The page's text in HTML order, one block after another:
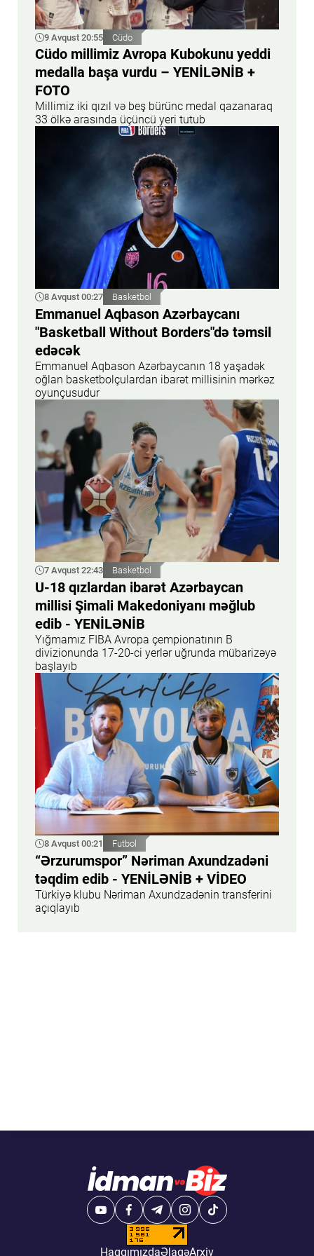
9 Avqust 20:55 Cüdo
Cüdo millimiz Avropa Kubokunu yeddi
medalla başa vurdu – YENİLƏNİB +
FOTO
Millimiz iki qızıl və beş bürünc medal qazanaraq
33 ölkə arasında üçüncü yeri tutub
8 Avqust 00:27 Basketbol
Emmanuel Aqbason Azərbaycanı
"Basketball Without Borders"də təmsil
edəcək
Emmanuel Aqbason Azərbaycanın 18 yaşadək
oğlan basketbolçulardan ibarət millisinin mərkəz
oyunçusudur
7 Avqust 22:43 Basketbol
U-18 qızlardan ibarət Azərbaycan
millisi Şimali Makedoniyanı məğlub
edib - YENİLƏNİB
Yığmamız FIBA Avropa çempionatının B
divizionunda 17-20-ci yerlər uğrunda mübarizəyə
başlayıb
8 Avqust 00:21 Futbol
“Ərzurumspor” Nəriman Axundzadəni
təqdim edib - YENİLƏNİB + VİDEO
Türkiyə klubu Nəriman Axundzadənin transferini
açıqlayıb
HaqqımızdaƏlaqəArxiv